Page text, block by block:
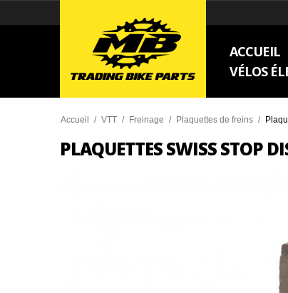
ACCUEIL
VÉLOS
Accueil / VTT / Freinage / Plaquettes de freins /
PLAQUETTES SWISS STOP